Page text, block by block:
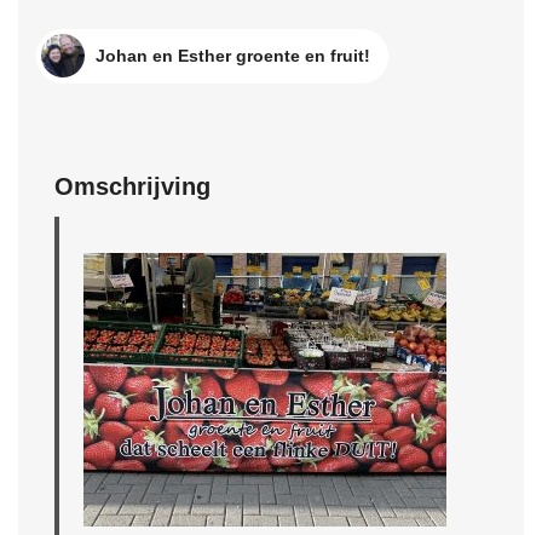
Johan en Esther groente en fruit!
Omschrijving